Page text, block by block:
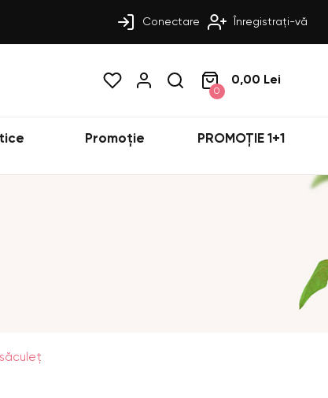
Conectare Înregistrați-vă
0
0,00 Lei
Promoție PROMOȚIE 1+1